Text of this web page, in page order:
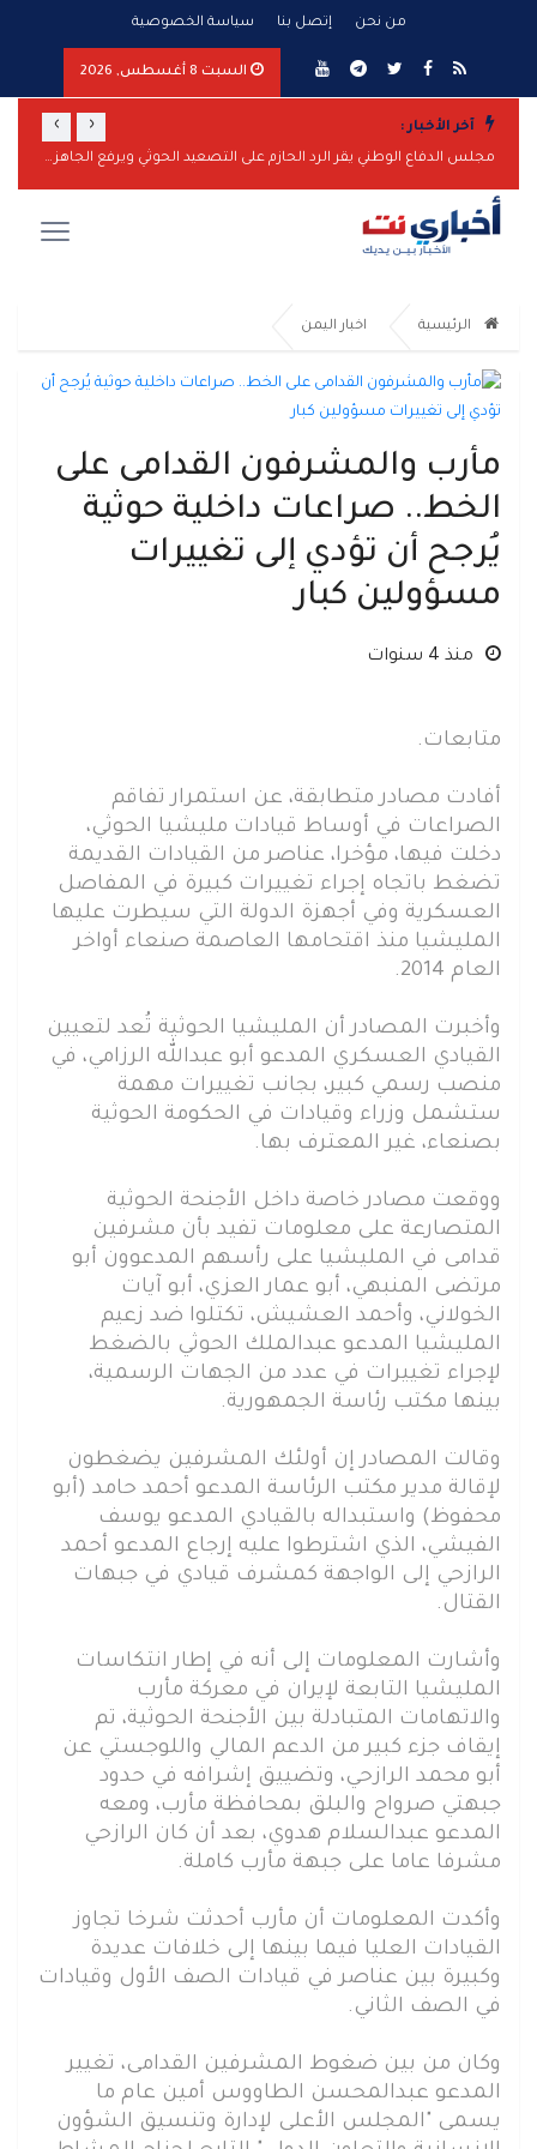
من نحن إتصل بنا سياسة الخصوصية
السبت 8 أغسطس, 2026
آخر الأخبار :
مجلس الدفاع الوطني يقر الرد الحازم على التصعيد الحوثي ويرفع الجاهزية العسكرية
‹
›
الرئيسية اخبار اليمن
مأرب والمشرفون القدامى على
الخط.. صراعات داخلية حوثية
يُرجح أن تؤدي إلى تغييرات
مسؤولين كبار
منذ 4 سنوات
متابعات.
أفادت مصادر متطابقة، عن استمرار تفاقم
الصراعات في أوساط قيادات مليشيا الحوثي،
دخلت فيها، مؤخرا، عناصر من القيادات القديمة
تضغط باتجاه إجراء تغييرات كبيرة في المفاصل
العسكرية وفي أجهزة الدولة التي سيطرت عليها
المليشيا منذ اقتحامها العاصمة صنعاء أواخر
العام 2014.
وأخبرت المصادر أن المليشيا الحوثية تُعد لتعيين
القيادي العسكري المدعو أبو عبدالله الرزامي، في
منصب رسمي كبير، بجانب تغييرات مهمة
ستشمل وزراء وقيادات في الحكومة الحوثية
بصنعاء، غير المعترف بها.
ووقعت مصادر خاصة داخل الأجنحة الحوثية
المتصارعة على معلومات تفيد بأن مشرفين
قدامى في المليشيا على رأسهم المدعوون أبو
مرتضى المنبهي، أبو عمار العزي، أبو آيات
الخولاني، وأحمد العشيش، تكتلوا ضد زعيم
المليشيا المدعو عبدالملك الحوثي بالضغط
لإجراء تغييرات في عدد من الجهات الرسمية،
بينها مكتب رئاسة الجمهورية.
وقالت المصادر إن أولئك المشرفين يضغطون
لإقالة مدير مكتب الرئاسة المدعو أحمد حامد (أبو
محفوظ) واستبداله بالقيادي المدعو يوسف
الفيشي، الذي اشترطوا عليه إرجاع المدعو أحمد
الرازحي إلى الواجهة كمشرف قيادي في جبهات
القتال.
وأشارت المعلومات إلى أنه في إطار انتكاسات
المليشيا التابعة لإيران في معركة مأرب
والاتهامات المتبادلة بين الأجنحة الحوثية، تم
إيقاف جزء كبير من الدعم المالي واللوجستي عن
أبو محمد الرازحي، وتضييق إشرافه في حدود
جبهتي صرواح والبلق بمحافظة مأرب، ومعه
المدعو عبدالسلام هدوي، بعد أن كان الرازحي
مشرفا عاما على جبهة مأرب كاملة.
وأكدت المعلومات أن مأرب أحدثت شرخا تجاوز
القيادات العليا فيما بينها إلى خلافات عديدة
وكبيرة بين عناصر في قيادات الصف الأول وقيادات
في الصف الثاني.
وكان من بين ضغوط المشرفين القدامى، تغيير
المدعو عبدالمحسن الطاووس أمين عام ما
يسمى "المجلس الأعلى لإدارة وتنسيق الشؤون